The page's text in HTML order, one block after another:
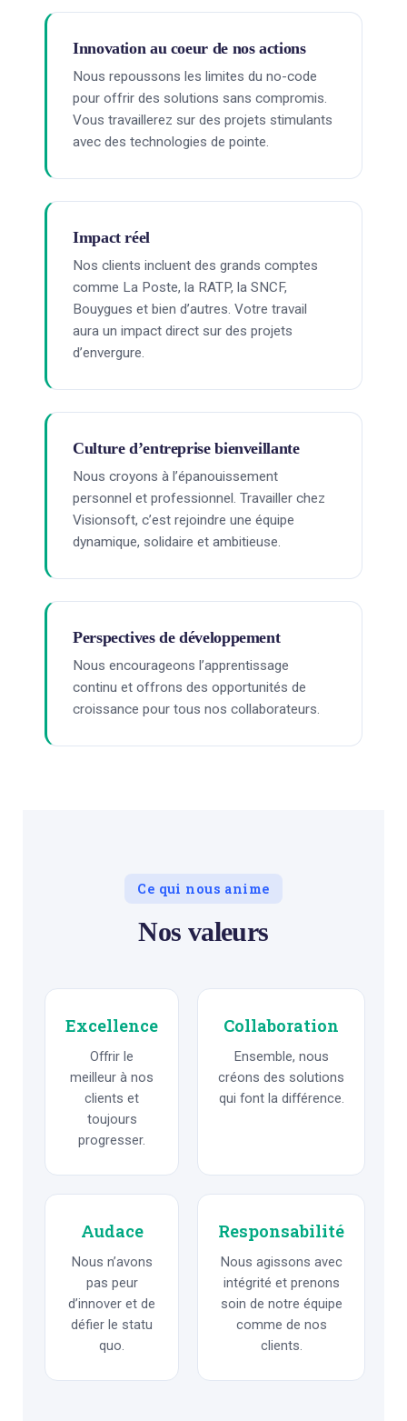
Innovation au coeur de nos actions
Nous repoussons les limites du no-code
pour offrir des solutions sans compromis.
Vous travaillerez sur des projets stimulants
avec des technologies de pointe.
Impact réel
Nos clients incluent des grands comptes
comme La Poste, la RATP, la SNCF,
Bouygues et bien d’autres. Votre travail
aura un impact direct sur des projets
d’envergure.
Culture d’entreprise bienveillante
Nous croyons à l’épanouissement
personnel et professionnel. Travailler chez
Visionsoft, c’est rejoindre une équipe
dynamique, solidaire et ambitieuse.
Perspectives de développement
Nous encourageons l’apprentissage
continu et offrons des opportunités de
croissance pour tous nos collaborateurs.
Ce qui nous anime
Nos valeurs
Excellence
Offrir le
meilleur à nos
clients et
toujours
progresser.
Collaboration
Ensemble, nous
créons des solutions
qui font la différence.
Audace
Nous n’avons
pas peur
d’innover et de
défier le statu
quo.
Responsabilité
Nous agissons avec
intégrité et prenons
soin de notre équipe
comme de nos
clients.